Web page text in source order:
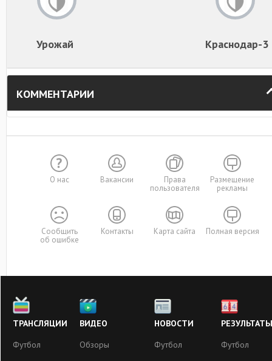
Урожай Краснодар-3
КОММЕНТАРИИ
О нас Вакансии
Права
пользователя
Размещение
рекламы
Сообщить
об ошибке
Контакты Карта сайта Полная версия
ТРАНСЛЯЦИИ
Футбол
ВИДЕО
Обзоры
НОВОСТИ
Футбол
РЕЗУЛЬТАТЫ
Футбол